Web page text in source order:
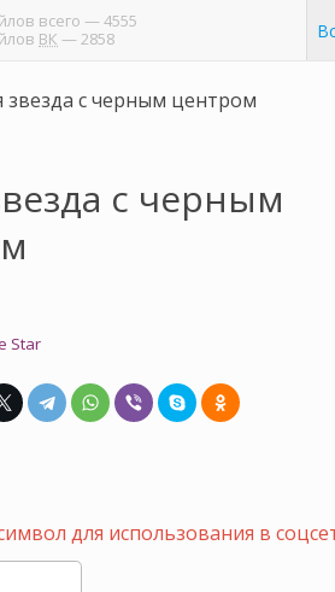
всего — 4555
ВК — 2858
звезда с черным центром
с черным
Star
для использования в